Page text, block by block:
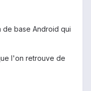
de base Android qui
l'on retrouve de